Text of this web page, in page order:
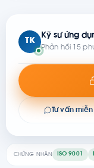
CHỨNG NHẬN ISO 9001
TK
Kỹ sư ứng
Phản hồi 15
Tư vấn